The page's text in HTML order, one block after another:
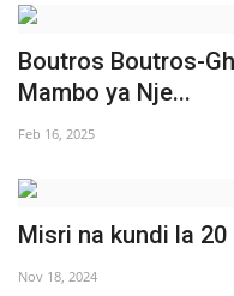
Wasiliana
Onyesho la Majaribio
Urithi wa Nasser
Boutros Boutros-
Mambo ya Nje...
Feb 16, 2025
Misri na kundi la 20
Nov 18, 2024